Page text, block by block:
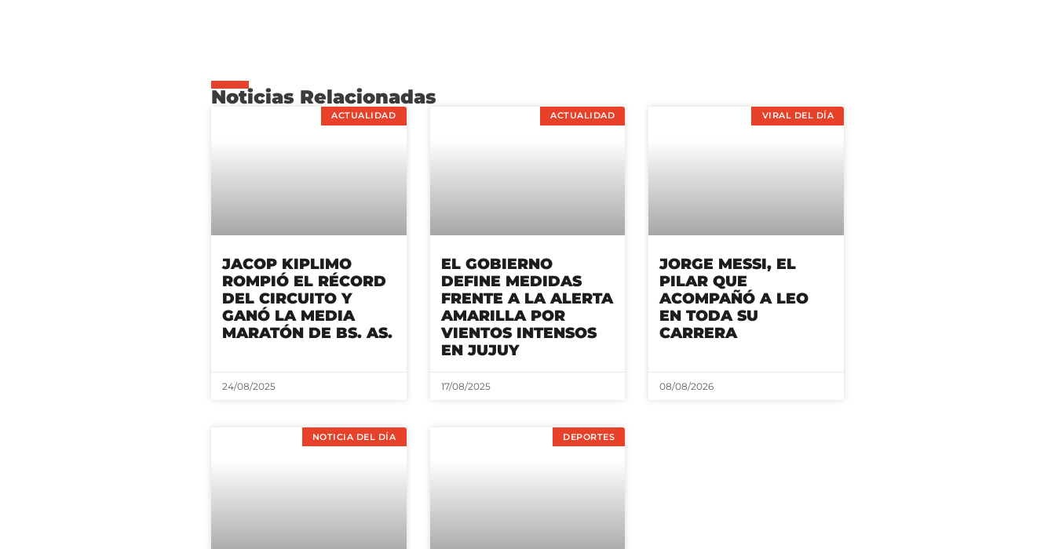
Noticias Relacionadas
ACTUALIDAD
JACOP KIPLIMO
ROMPIÓ EL RÉCORD
DEL CIRCUITO Y
GANÓ LA MEDIA
MARATÓN DE BS. AS.
24/08/2025
ACTUALIDAD
EL GOBIERNO
DEFINE MEDIDAS
FRENTE A LA ALERTA
AMARILLA POR
VIENTOS INTENSOS
EN JUJUY
17/08/2025
VIRAL DEL DÍA
JORGE MESSI, EL
PILAR QUE
ACOMPAÑÓ A LEO
EN TODA SU
CARRERA
08/08/2026
NOTICIA DEL DÍA DEPORTES